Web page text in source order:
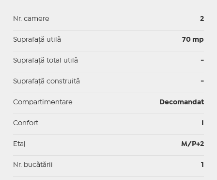
Nr. camere 2
Suprafaţă utilă 70 mp
Suprafaţă total utilă -
Suprafaţă construită -
Compartimentare Decomandat
Confort
Etaj M/P+2
Nr. bucătării 1